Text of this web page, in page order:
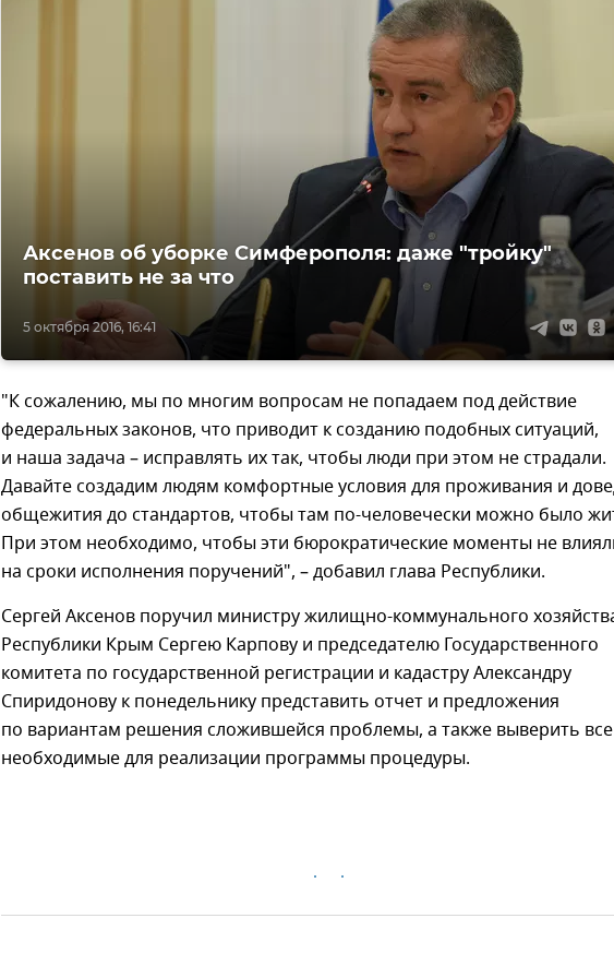
5 октября 2016, 16:41
Аксенов об уборке Симферополя: даже "тройку"
поставить не за что
"К сожалению, мы по многим вопросам не попадаем под действие
федеральных законов, что приводит к созданию подобных ситуаций,
и наша задача – исправлять их так, чтобы люди при этом не страдали.
Давайте создадим людям комфортные условия для проживания и
общежития до стандартов, чтобы там по-человечески можно было
При этом необходимо, чтобы эти бюрократические моменты не
на сроки исполнения поручений", – добавил глава Республики.
Сергей Аксенов поручил министру жилищно-коммунального
Республики Крым Сергею Карпову и председателю Государственного
комитета по государственной регистрации и кадастру Александру
Спиридонову к понедельнику представить отчет и предложения
по вариантам решения сложившейся проблемы, а также выверить все
необходимые для реализации программы процедуры.